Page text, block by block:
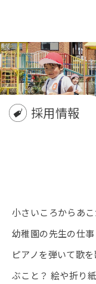
採用情報
小さいころからあ
幼稚園の先生の仕
ピアノを弾いて歌
ぶこと？ 絵や折り